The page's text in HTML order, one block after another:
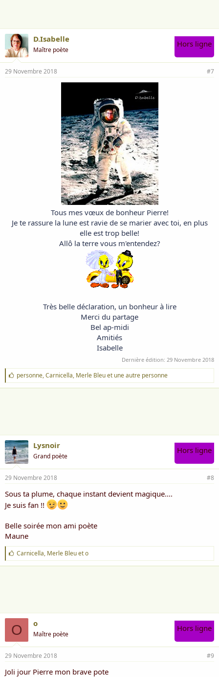
D.Isabelle
Maître poète
Hors ligne
29 Novembre 2018 #7
Tous mes vœux de bonheur Pierre!
Je te rassure la lune est ravie de se marier avec toi, en plus
elle est trop belle!
Allô la terre vous m'entendez?
Très belle déclaration, un bonheur à lire
Merci du partage
Bel ap-midi
Amitiés
Isabelle
Dernière édition: 29 Novembre 2018
J
'
a
personne,Carnicella, Merle Bleuet une autre personne
Lysnoir
Grand poète
Hors ligne
29 Novembre 2018 #8
Sous ta plume, chaque instant devient magique....
Je suis fan !!
Belle soirée mon ami poète
Maune
J
'
a
Carnicella, Merle Bleueto
O o
Maître poète
Hors ligne
29 Novembre 2018 #9
Joli jour Pierre mon brave pote